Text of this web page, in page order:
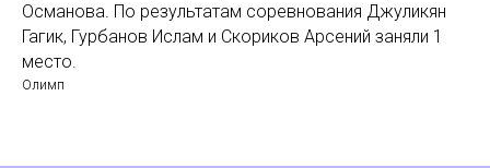
Османова. По результатам соревнования Джуликян
Гагик, Гурбанов Ислам и Скориков Арсений заняли 1
место.
Олимп